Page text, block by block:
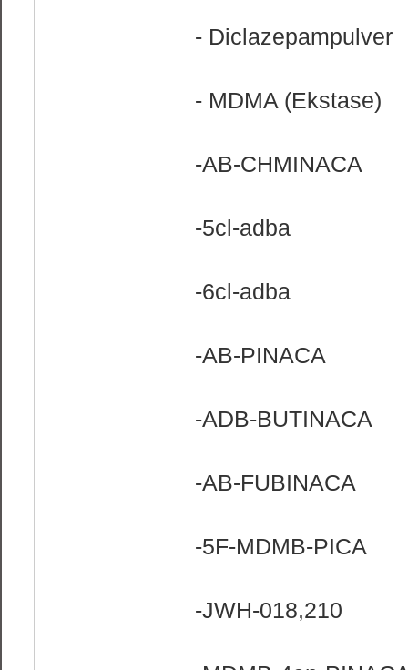
- Diclazepampulver
- MDMA (Ekstase)
-AB-CHMINACA
-5cl-adba
-6cl-adba
-AB-PINACA
-ADB-BUTINACA
-AB-FUBINACA
-5F-MDMB-PICA
-JWH-018,210